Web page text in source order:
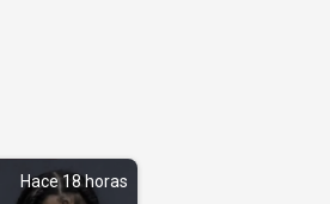
Hace 18 horas